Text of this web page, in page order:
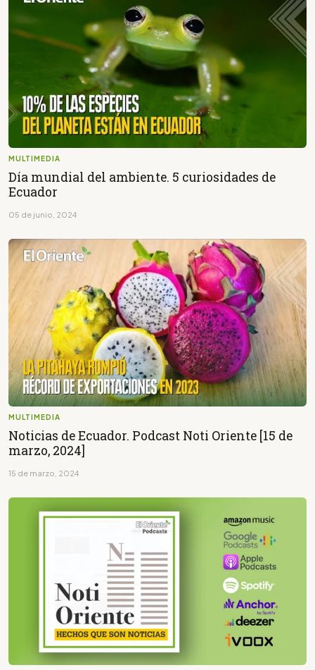
MULTIMEDIA
Día mundial del ambiente. 5 curiosidades de
Ecuador
05 de junio, 2024
MULTIMEDIA
Noticias de Ecuador. Podcast Noti Oriente [15 de
marzo, 2024]
15 de marzo, 2024